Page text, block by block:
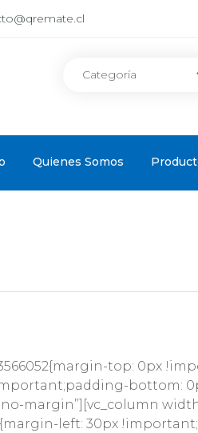
Quienes Somos
top: 0px
bottom:
margin”][vc_column
left: 30px